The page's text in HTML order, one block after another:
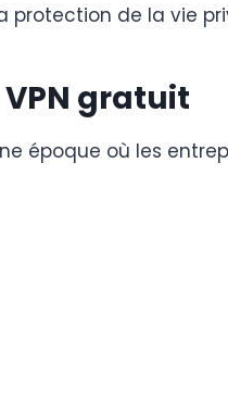
protection de la vie
gratuit
époque où les